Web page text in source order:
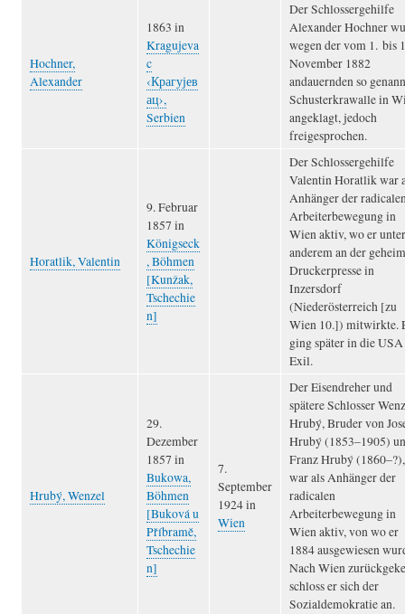
Hochner,
Alexander
1863 in
Kragujeva
c
‹Крагујев
ац›,
Serbien
Der Schlossergehilfe
Alexander Hochner
wegen der vom 1. bis
November 1882
andauernden so
Schusterkrawalle in
angeklagt, jedoch
freigesprochen.
Horatlik, Valentin
9. Februar
1857 in
Königseck
, Böhmen
[Kunžak,
Tschechie
n]
Der Schlossergehilfe
Valentin Horatlik war
Anhänger der
Arbeiterbewegung in
Wien aktiv, wo er unter
anderem an der
Druckerpresse in
Inzersdorf
(Niederösterreich [zu
Wien 10.]) mitwirkte.
ging später in die
Exil.
Hrubý, Wenzel
29.
Dezember
1857 in
Bukowa,
Böhmen
[Buková u
Příbramě,
Tschechie
n]
7.
September
1924 in
Wien
Der Eisendreher und
spätere Schlosser
Hrubý, Bruder von
Hrubý (1853–1905)
Franz Hrubý (1860–?),
war als Anhänger der
radicalen
Arbeiterbewegung in
Wien aktiv, von wo er
1884 ausgewiesen
Nach Wien
schloss er sich der
Sozialdemokratie an.